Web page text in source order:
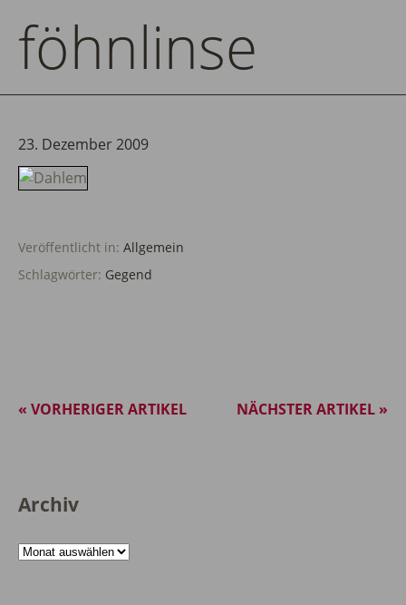
föhnlinse
23. Dezember 2009
Veröffentlicht in: Allgemein
Schlagwörter: Gegend
NÄCHSTER ARTIKEL »
« VORHERIGER ARTIKEL
Archiv
Archiv